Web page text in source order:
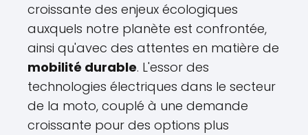
croissante des enjeux écologiques
auxquels notre planète est confrontée,
ainsi qu'avec des attentes en matière de
mobilité durable. L'essor des
technologies électriques dans le secteur
de la moto, couplé à une demande
croissante pour des options plus